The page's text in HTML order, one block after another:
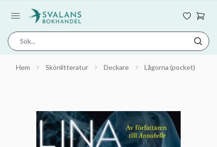
Hem Skönlitteratur Deckare Lågorna (pocket)